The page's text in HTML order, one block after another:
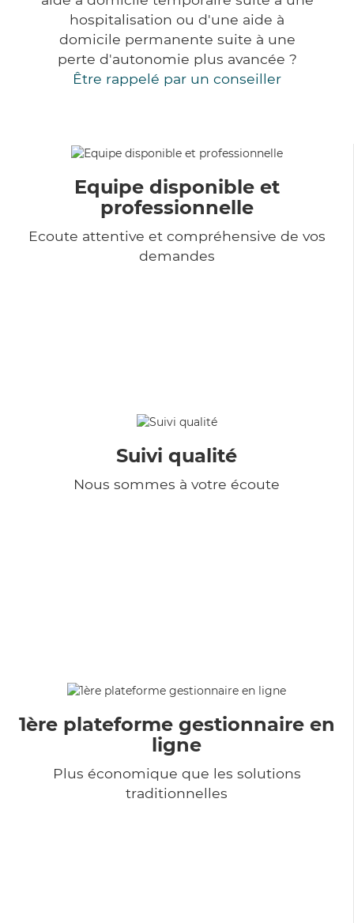
hospitalisation ou d'une aide à
domicile permanente suite à une
perte d'autonomie plus avancée ?
Être rappelé par un conseiller
Equipe disponible et
professionnelle
Ecoute attentive et compréhensive de vos
demandes
Suivi qualité
Nous sommes à votre écoute
1ère plateforme gestionnaire en
ligne
Plus économique que les solutions
traditionnelles